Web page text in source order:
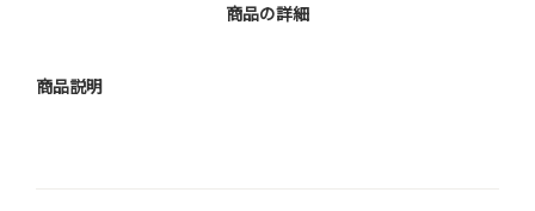
商品の詳細
商品説明